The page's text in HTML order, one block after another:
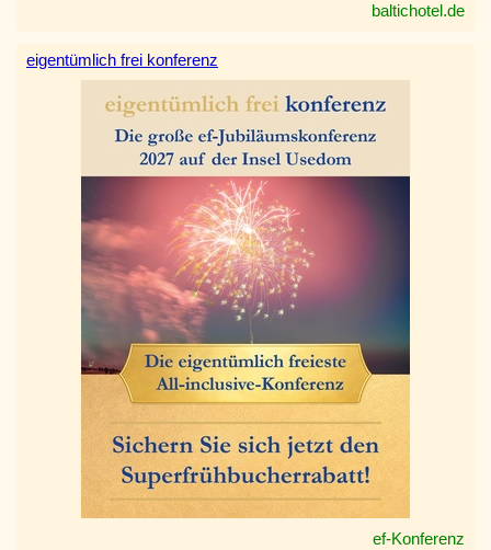
baltichotel.de
eigentümlich frei konferenz
ef-Konferenz